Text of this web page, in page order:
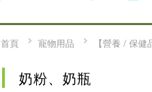
首頁 寵物用品 【營養 / 保健
奶粉、奶瓶